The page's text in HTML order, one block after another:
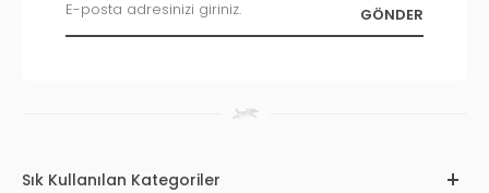
Sık Kullanılan Kategoriler